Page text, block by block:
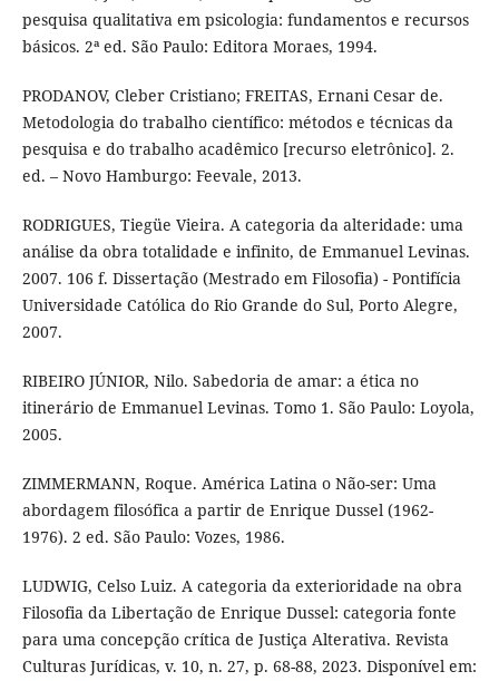
pesquisa qualitativa em psicologia: fundamentos e recursos
básicos. 2ª ed. São Paulo: Editora Moraes, 1994.
PRODANOV, Cleber Cristiano; FREITAS, Ernani Cesar de.
Metodologia do trabalho científico: métodos e técnicas da
pesquisa e do trabalho acadêmico [recurso eletrônico]. 2.
ed. – Novo Hamburgo: Feevale, 2013.
RODRIGUES, Tiegüe Vieira. A categoria da alteridade: uma
análise da obra totalidade e infinito, de Emmanuel Levinas.
2007. 106 f. Dissertação (Mestrado em Filosofia) - Pontifícia
Universidade Católica do Rio Grande do Sul, Porto Alegre,
2007.
RIBEIRO JÚNIOR, Nilo. Sabedoria de amar: a ética no
itinerário de Emmanuel Levinas. Tomo 1. São Paulo: Loyola,
2005.
ZIMMERMANN, Roque. América Latina o Não-ser: Uma
abordagem filosófica a partir de Enrique Dussel (1962-
1976). 2 ed. São Paulo: Vozes, 1986.
LUDWIG, Celso Luiz. A categoria da exterioridade na obra
Filosofia da Libertação de Enrique Dussel: categoria fonte
para uma concepção crítica de Justiça Alterativa. Revista
Culturas Jurídicas, v. 10, n. 27, p. 68-88, 2023. Disponível em: